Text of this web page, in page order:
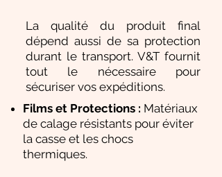
La qualité du produit final
dépend aussi de sa protection
durant le transport. V&T fournit
tout le nécessaire pour
sécuriser vos expéditions.
Films et Protections : Matériaux
de calage résistants pour éviter
la casse et les chocs
thermiques.